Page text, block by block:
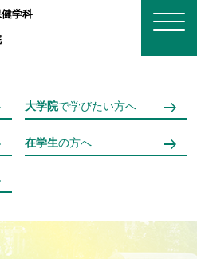
健学科
大学院で学びたい方へ
在学生の方へ